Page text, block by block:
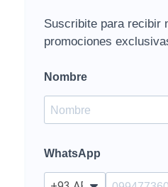
Suscribite para recibir
promociones
Nombre
WhatsApp